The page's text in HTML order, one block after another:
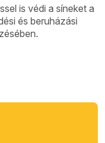
is védi a síneket a
és beruházási